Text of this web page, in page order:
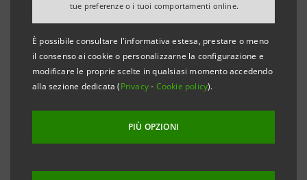
tue preferenze o i tuoi comportamenti online.
È possibile consultare l'informativa estesa, prestare o meno
il consenso ai cookie o personalizzarne la configurazione e
modificare le proprie scelte in qualsiasi momento accedendo
alla sezione dedicata (Privacy- Cookie policy).
PIÙ OPZIONI
2007 in prima convocazione, 2 maggio 2007 in
seconda convocazione per la parte straordinaria e 3
maggio 2007 in seconda convocazione per la parte
ordinaria e in terza convocazione per la parte
L’ordine del giorno dell’Assemblea ordinaria è il
seguente: